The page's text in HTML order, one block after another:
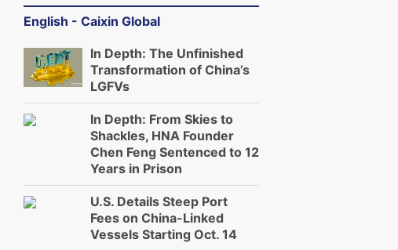
English - Caixin Global
In Depth: The Unfinished
Transformation of China’s
LGFVs
In Depth: From Skies to
Shackles, HNA Founder
Chen Feng Sentenced to 12
Years in Prison
U.S. Details Steep Port
Fees on China-Linked
Vessels Starting Oct. 14